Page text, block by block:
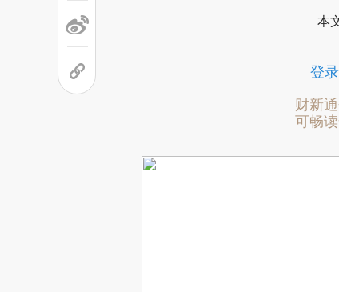
本
登录
财新
可畅